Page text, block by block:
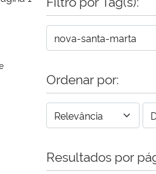
Ordenar por:
Resultados por